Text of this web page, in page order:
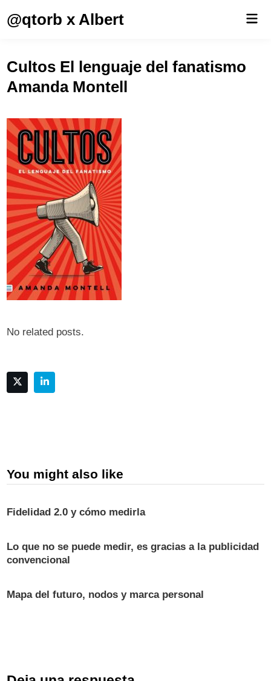
@qtorb x Albert
Cultos El lenguaje del fanatismo
Amanda Montell
No related posts.
You might also like
Fidelidad 2.0 y cómo medirla
Lo que no se puede medir, es gracias a la publicidad
convencional
Mapa del futuro, nodos y marca personal